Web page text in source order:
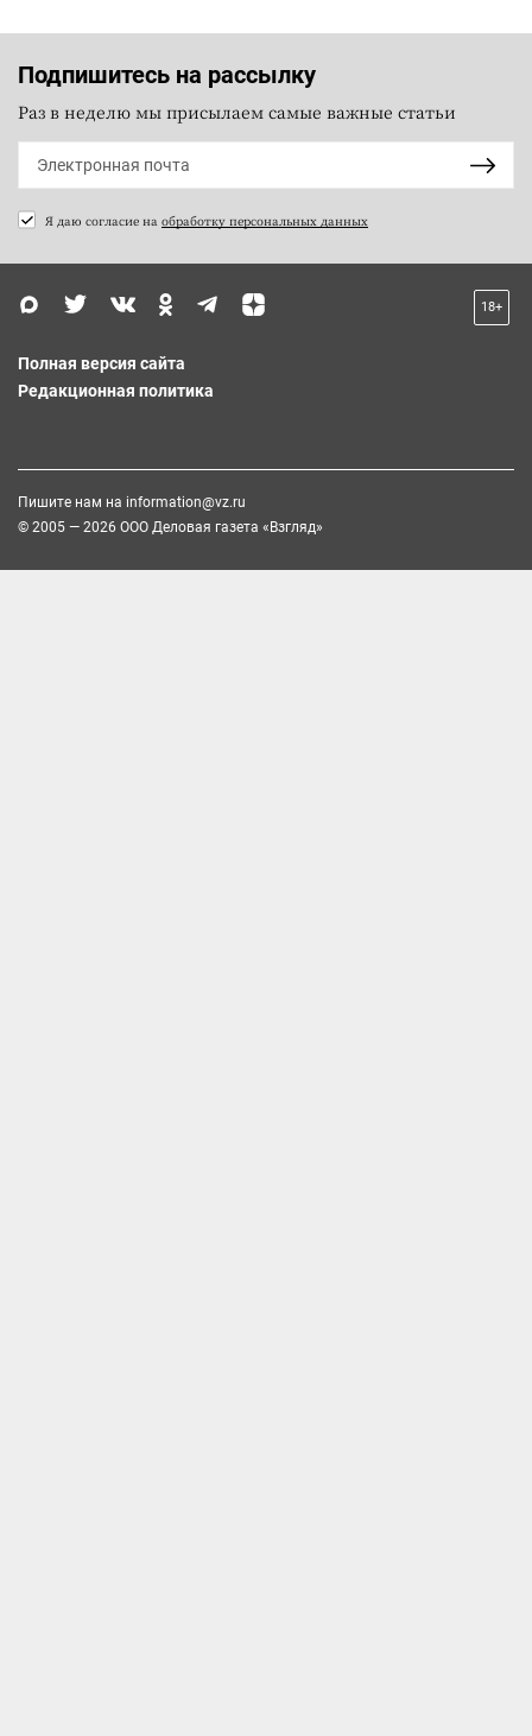
Подпишитесь на рассылку
Раз в неделю мы присылаем самые важные статьи
Я даю согласие на обработку персональных данных
18+
Полная версия сайта
Редакционная политика
Пишите нам на information@vz.ru
© 2005 — 2026 ООО Деловая газета «Взгляд»